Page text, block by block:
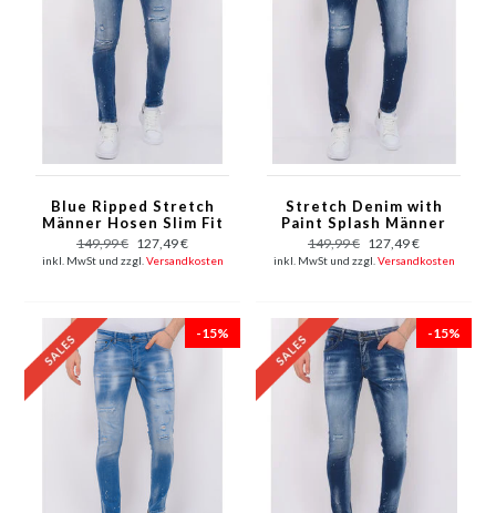
Blue Ripped Stretch
Männer Hosen Slim Fit
-1080
149,99 € 127,49 €
inkl. MwSt und zzgl. Versandkosten
Stretch Denim with
Paint Splash Männer
Slim Fit - 1074 - Blau
149,99 € 127,49 €
inkl. MwSt und zzgl. Versandkosten
-15% -15%